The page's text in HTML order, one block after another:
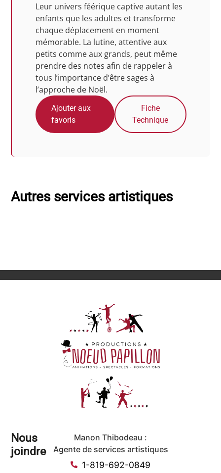
Leur univers féérique captive autant les
enfants que les adultes et transforme
chaque déplacement en moment
mémorable. La lutine, attentive aux
petits comme aux grands, peut même
prendre des notes afin de rappeler à
tous l’importance d’être sages à
l’approche de Noël.
Ajouter aux
favoris
Fiche
Technique
Autres services artistiques
Nous
joindre
Manon Thibodeau :
Agente de services artistiques
1-819-692-0849